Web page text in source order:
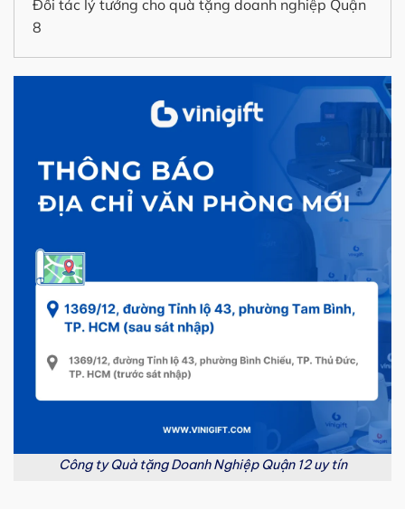
Đối tác lý tưởng cho quà tặng doanh nghiệp Quận
8
Công ty Quà tặng Doanh Nghiệp Quận 12 uy tín